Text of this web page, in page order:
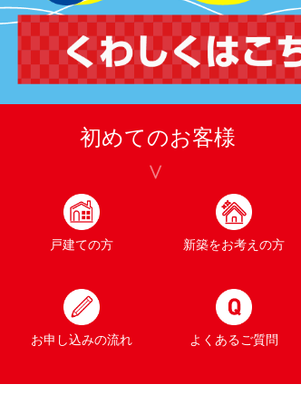
初めてのお客様
戸建ての方 新築をお考えの方
お申し込みの流れ よくあるご質問